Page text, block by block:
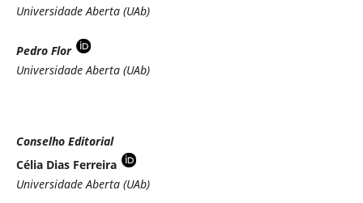
Universidade Aberta (UAb)
Pedro Flor
Universidade Aberta (UAb)
Conselho Editorial
Célia Dias Ferreira
Universidade Aberta (UAb)